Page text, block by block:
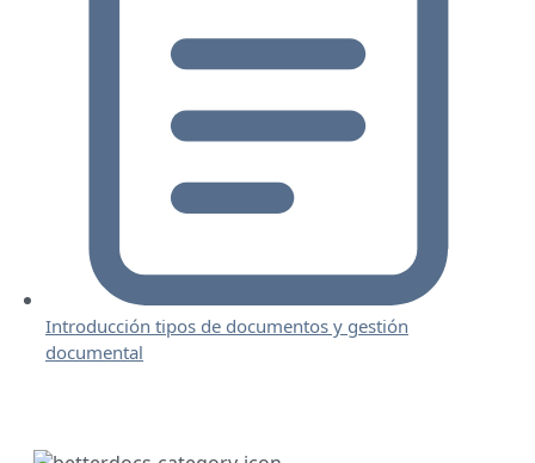
Introducción tipos de documentos y gestión
documental